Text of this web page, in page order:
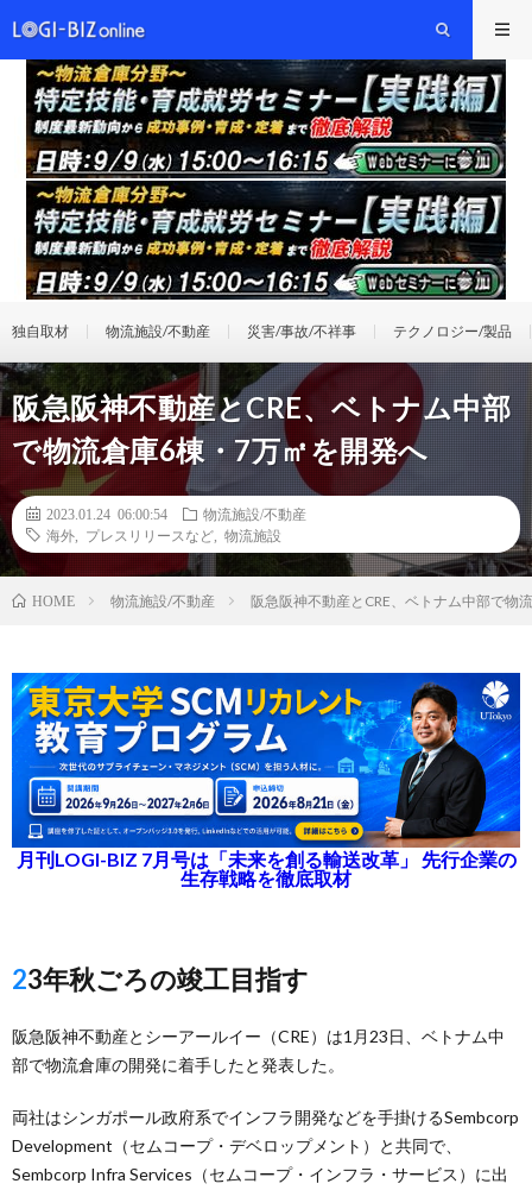
独自取材 物流施設/不動産 災害/事故/不祥事 テクノロジー/製品
阪急阪神不動産とCRE、ベトナム中部
で物流倉庫6棟・7万㎡を開発へ
2023.01.24 06:00:54
物流施設/不動産
海外
プレスリリースなど 物流施設
HOME 物流施設/不動産 阪急阪神不動産とCRE、ベトナム中部で物
月刊LOGI-BIZ 7月号は「未来を創る輸送改革」 先行企業の
生存戦略を徹底取材
23年秋ごろの竣工目指す
阪急阪神不動産とシーアールイー（CRE）は1月23日、ベトナム中
部で物流倉庫の開発に着手したと発表した。
両社はシンガポール政府系でインフラ開発などを手掛けるSembcorp
Development（セムコープ・デベロップメント）と共同で、
Sembcorp Infra Services（セムコープ・インフラ・サービス）に出